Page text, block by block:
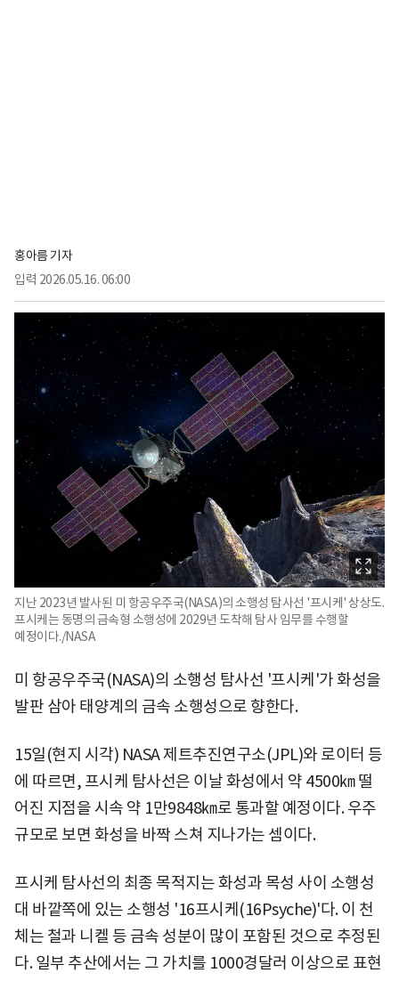
홍아름 기자
입력 2026.05.16. 06:00
지난 2023년 발사된 미 항공우주국(NASA)의 소행성 탐사선 '프시케' 상상도.
프시케는 동명의 금속형 소행성에 2029년 도착해 탐사 임무를 수행할
예정이다./NASA
미 항공우주국(NASA)의 소행성 탐사선 '프시케'가 화성을
발판 삼아 태양계의 금속 소행성으로 향한다.
15일(현지 시각) NASA 제트추진연구소(JPL)와 로이터 등
에 따르면, 프시케 탐사선은 이날 화성에서 약 4500㎞ 떨
어진 지점을 시속 약 1만9848㎞로 통과할 예정이다. 우주
규모로 보면 화성을 바짝 스쳐 지나가는 셈이다.
프시케 탐사선의 최종 목적지는 화성과 목성 사이 소행성
대 바깥쪽에 있는 소행성 '16프시케(16Psyche)'다. 이 천
체는 철과 니켈 등 금속 성분이 많이 포함된 것으로 추정된
다. 일부 추산에서는 그 가치를 1000경달러 이상으로 표현